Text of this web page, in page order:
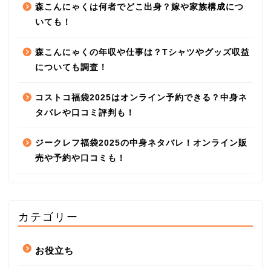
森こんにゃくは何者でどこ出身？嫁や家族構成につ
いても！
森こんにゃくの年収や仕事は？Tシャツやグッズ収益
についても調査！
コストコ福袋2025はオンライン予約できる？中身ネ
タバレや口コミ評判も！
ジークレフ福袋2025の中身ネタバレ！オンライン販
売や予約や口コミも！
カテゴリー
お役立ち